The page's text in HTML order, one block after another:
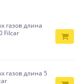
газов длина
Filcar
газов длина 5